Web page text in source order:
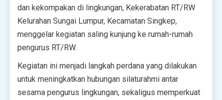
dan kekompakan di lingkungan, Kekerabatan RT/RW
Kelurahan Sungai Lumpur, Kecamatan Singkep,
menggelar kegiatan saling kunjung ke rumah-rumah
pengurus RT/RW.
Kegiatan ini menjadi langkah perdana yang dilakukan
untuk meningkatkan hubungan silaturahmi antar
sesama pengurus lingkungan, sekaligus memperkuat